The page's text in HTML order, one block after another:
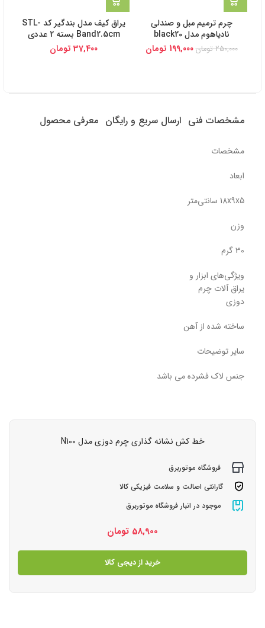
چرم ترمیم مبل و صندلی
نادیاهوم مدل black20
250,000 تومان 199,000 تومان
یراق کیف مدل بندگیر کد STL-
Band2.5cm بسته 2 عددی
37,400 تومان
مشخصات فنی ارسال سریع و رایگان معرفی محصول
مشخصات
ابعاد
18x9x5 سانتی‌متر
وزن
30 گرم
ویژگی‌های ابزار و
یراق آلات چرم
دوزی
ساخته شده از آهن
سایر توضیحات
جنس لاک فشرده می باشد
خط کش نشانه گذاری چرم دوزی مدل N100
فروشگاه موتوربرق
گارانتی اصالت و سلامت فیزیکی کالا
موجود در انبار فروشگاه موتوربرق
58,900 تومان
خرید از دیجی کالا